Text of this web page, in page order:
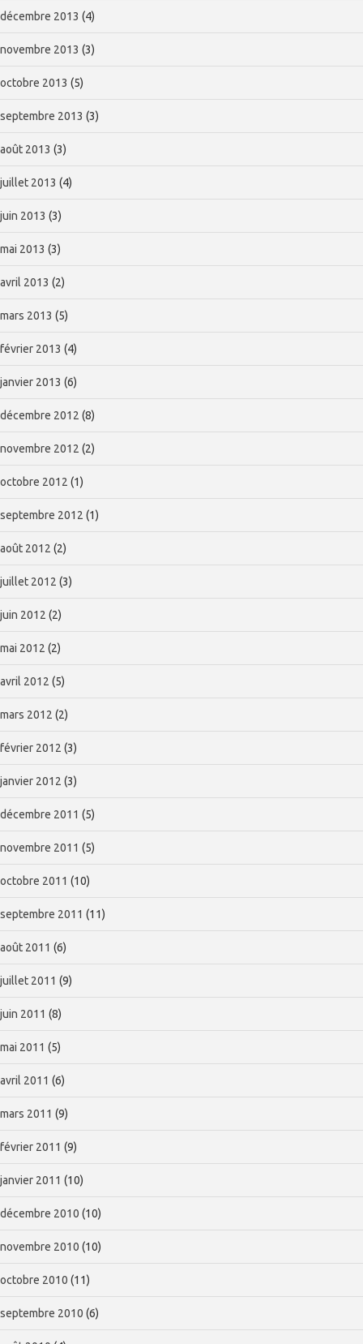
décembre 2013 (4)
novembre 2013 (3)
octobre 2013 (5)
septembre 2013 (3)
août 2013 (3)
juillet 2013 (4)
juin 2013 (3)
mai 2013 (3)
avril 2013 (2)
mars 2013 (5)
février 2013 (4)
janvier 2013 (6)
décembre 2012 (8)
novembre 2012 (2)
octobre 2012 (1)
septembre 2012 (1)
août 2012 (2)
juillet 2012 (3)
juin 2012 (2)
mai 2012 (2)
avril 2012 (5)
mars 2012 (2)
février 2012 (3)
janvier 2012 (3)
décembre 2011 (5)
novembre 2011 (5)
octobre 2011 (10)
septembre 2011 (11)
août 2011 (6)
juillet 2011 (9)
juin 2011 (8)
mai 2011 (5)
avril 2011 (6)
mars 2011 (9)
février 2011 (9)
janvier 2011 (10)
décembre 2010 (10)
novembre 2010 (10)
octobre 2010 (11)
septembre 2010 (6)